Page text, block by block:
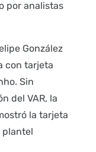
por analistas
González
con tarjeta
Sin
del VAR, la
la tarjeta
plantel